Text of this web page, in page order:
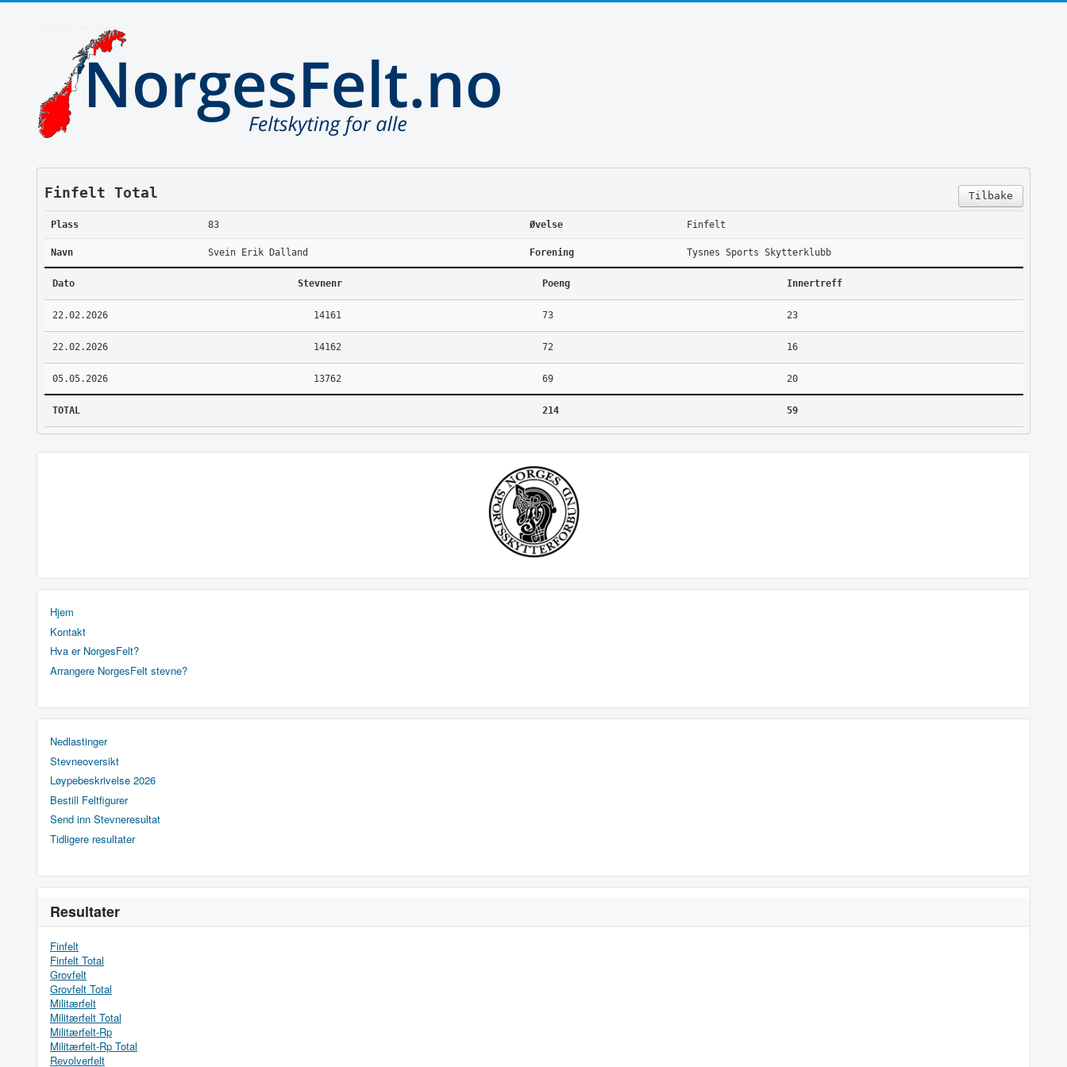
Tilbake
Finfelt Total
Plass 83 Øvelse Finfelt
Navn Svein Erik Dalland Forening Tysnes Sports Skytterklubb
Dato Stevnenr Poeng Innertreff
22.02.2026 14161 73 23
22.02.2026 14162 72 16
05.05.2026 13762 69 20
TOTAL 214 59
Hjem
Kontakt
Hva er NorgesFelt?
Arrangere NorgesFelt stevne?
Nedlastinger
Stevneoversikt
Løypebeskrivelse 2026
Bestill Feltfigurer
Send inn Stevneresultat
Tidligere resultater
Resultater
Finfelt
Finfelt Total
Grovfelt
Grovfelt Total
Militærfelt
Militærfelt Total
Militærfelt-Rp
Militærfelt-Rp Total
Revolverfelt